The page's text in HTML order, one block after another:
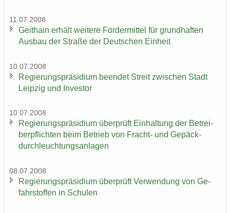
11.07.2008
Geit­hain er­hält wei­te­re För­der­mit­tel für grund­haf­ten
Aus­bau der Stra­ße der Deut­schen Ein­heit
10.07.2008
Re­gie­rungs­prä­si­di­um be­en­det Streit zwi­schen Stadt
Leip­zig und In­ves­tor
10.07.2008
Re­gie­rungs­prä­si­di­um über­prüft Ein­hal­tung der Be­trei­
ber­pflich­ten beim Be­trieb von Fracht-​ und Ge­päck­
durch­leuch­tungs­an­la­gen
08.07.2008
Re­gie­rungs­prä­si­di­um über­prüft Ver­wen­dung von Ge­
fahr­stof­fen in Schu­len